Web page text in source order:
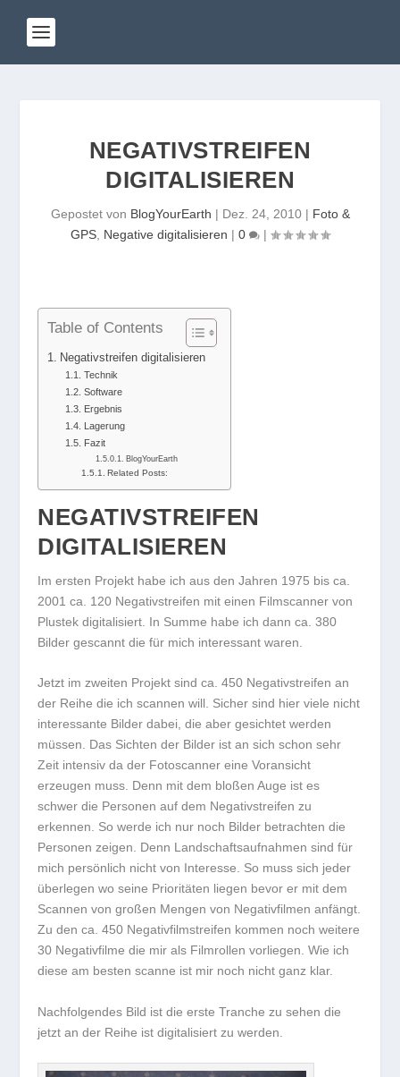
NEGATIVSTREIFEN
DIGITALISIEREN
Gepostet von BlogYourEarth | Dez. 24, 2010| Foto &
GPS Negative digitalisieren | 0 |
Table of Contents
Negativstreifen digitalisieren
Technik
Software
Ergebnis
Lagerung
Fazit
BlogYourEarth
Related Posts:
NEGATIVSTREIFEN
DIGITALISIEREN
Im ersten Projekt habe ich aus den Jahren 1975 bis ca.
2001 ca. 120 Negativstreifen mit einen Filmscanner von
Plustek digitalisiert. In Summe habe ich dann ca. 380
Bilder gescannt die für mich interessant waren.
Jetzt im zweiten Projekt sind ca. 450 Negativstreifen an
der Reihe die ich scannen will. Sicher sind hier viele nicht
interessante Bilder dabei, die aber gesichtet werden
müssen. Das Sichten der Bilder ist an sich schon sehr
Zeit intensiv da der Fotoscanner eine Voransicht
erzeugen muss. Denn mit dem bloßen Auge ist es
schwer die Personen auf dem Negativstreifen zu
erkennen. So werde ich nur noch Bilder betrachten die
Personen zeigen. Denn Landschaftsaufnahmen sind für
mich persönlich nicht von Interesse. So muss sich jeder
überlegen wo seine Prioritäten liegen bevor er mit dem
Scannen von großen Mengen von Negativfilmen anfängt.
Zu den ca. 450 Negativfilmstreifen kommen noch weitere
30 Negativfilme die mir als Filmrollen vorliegen. Wie ich
diese am besten scanne ist mir noch nicht ganz klar.
Nachfolgendes Bild ist die erste Tranche zu sehen die
jetzt an der Reihe ist digitalisiert zu werden.